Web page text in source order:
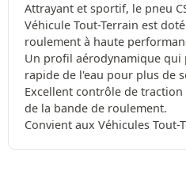
Attrayant et sportif, le pneu
Véhicule Tout-Terrain est
roulement à haute
Un profil aérodynamique qui
rapide de l'eau pour plus de
Excellent contrôle de
de la bande de roulement.
Convient aux Véhicules Tout-